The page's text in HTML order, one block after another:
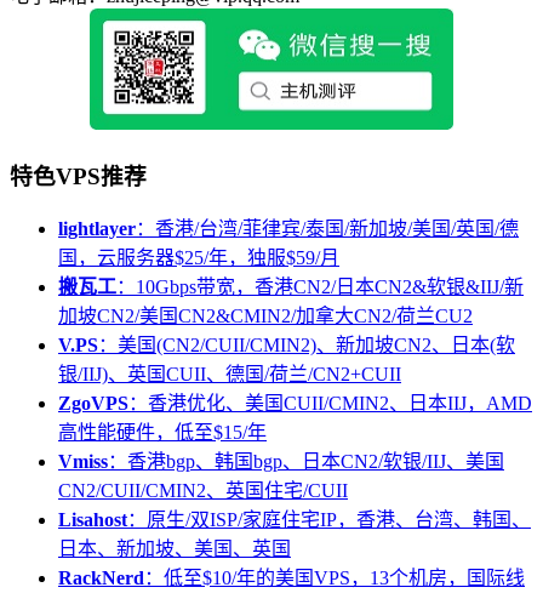
特色VPS推荐
lightlayer：香港/台湾/菲律宾/泰国/新加坡/美国/英国/德
国，云服务器$25/年，独服$59/月
搬瓦工：10Gbps带宽，香港CN2/日本CN2&软银&IIJ/新
加坡CN2/美国CN2&CMIN2/加拿大CN2/荷兰CU2
V.PS：美国(CN2/CUII/CMIN2)、新加坡CN2、日本(软
银/IIJ)、英国CUII、德国/荷兰/CN2+CUII
ZgoVPS：香港优化、美国CUII/CMIN2、日本IIJ，AMD
高性能硬件，低至$15/年
Vmiss：香港bgp、韩国bgp、日本CN2/软银/IIJ、美国
CN2/CUII/CMIN2、英国住宅/CUII
Lisahost：原生/双ISP/家庭住宅IP，香港、台湾、韩国、
日本、新加坡、美国、英国
RackNerd ：低至$10/年的美国VPS，13个机房，国际线